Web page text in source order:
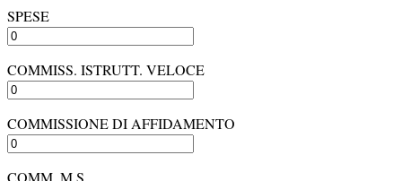
SPESE
COMMISS. ISTRUTT. VELOCE
COMMISSIONE DI AFFIDAMENTO